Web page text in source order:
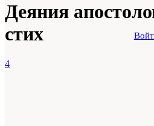
Деяния
стих
4